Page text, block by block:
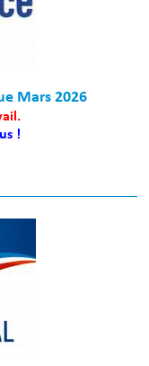
Mars 2026
!